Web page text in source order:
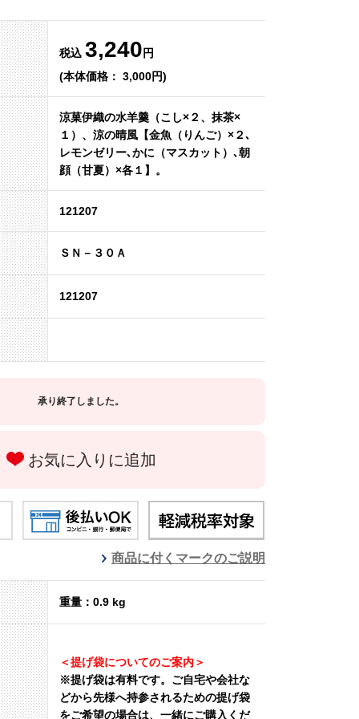
税込 3,240 円
(本体価格： 3,000円)
涼菓伊織の水羊羹（こし×２、抹茶×
１）、涼の晴風【金魚（りんご）×２､
レモンゼリー､かに（マスカット）､朝
顔（甘夏）×各１】。
121207
ＳＮ－３０Ａ
121207
承り終了しました。
お気に入りに追加
商品に付くマークのご説明
重量：0.9 kg
＜提げ袋についてのご案内＞
※提げ袋は有料です。 ご自宅や会社な
どから先様へ持参されるための提げ袋
をご希望の場合は、一緒にご購入くだ